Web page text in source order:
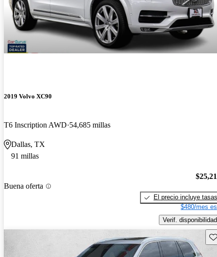
2019 Volvo XC90
T6 Inscription AWD 54,685 millas
Dallas, TX
91 millas
Buena oferta
El precio incluye tasas
$480/mes
Verif. disponibilidad